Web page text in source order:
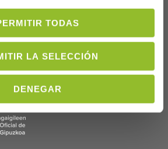
TODAS
LA SELECCIÓN
DENEGAR